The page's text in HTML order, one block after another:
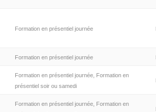
Formation en présentiel journée
Formation en présentiel journée
Formation en présentiel journée, Formation en
présentiel soir ou samedi
Formation en présentiel journée, Formation en